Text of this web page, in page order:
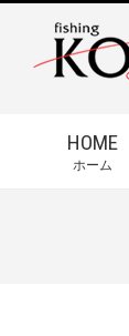
HOME
ホーム